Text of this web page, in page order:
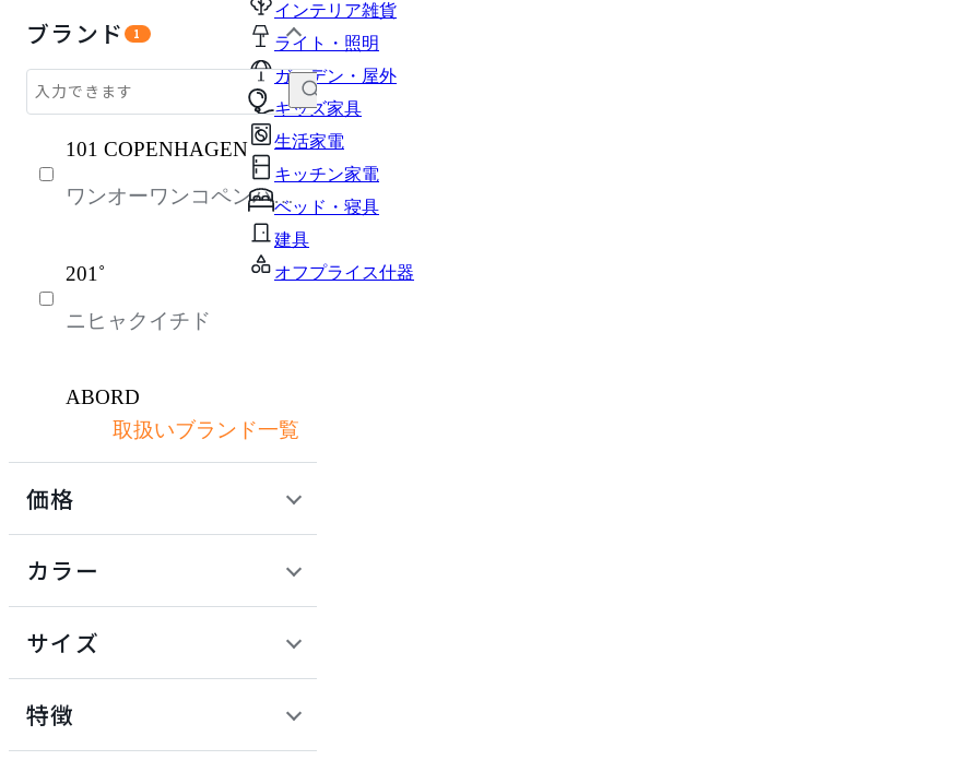
インテリア雑貨
ライト・照明
ガーデン・屋外
キッズ家具
生活家電
キッチン家電
ベッド・寝具
建具
オフプライス什器
ソファ
パーソナルブース・集中ブース
インテリア雑貨
ライト・照明
キッチン家電
オフプライス什器
ブランド 1
101 COPENHAGEN
ワンオーワンコペンハー
201˚
ニヒャクイチド
ABORD
アボール
アクメファニチャー
ADAL
取扱いブランド一覧
価格
カラー
サイズ
特徴